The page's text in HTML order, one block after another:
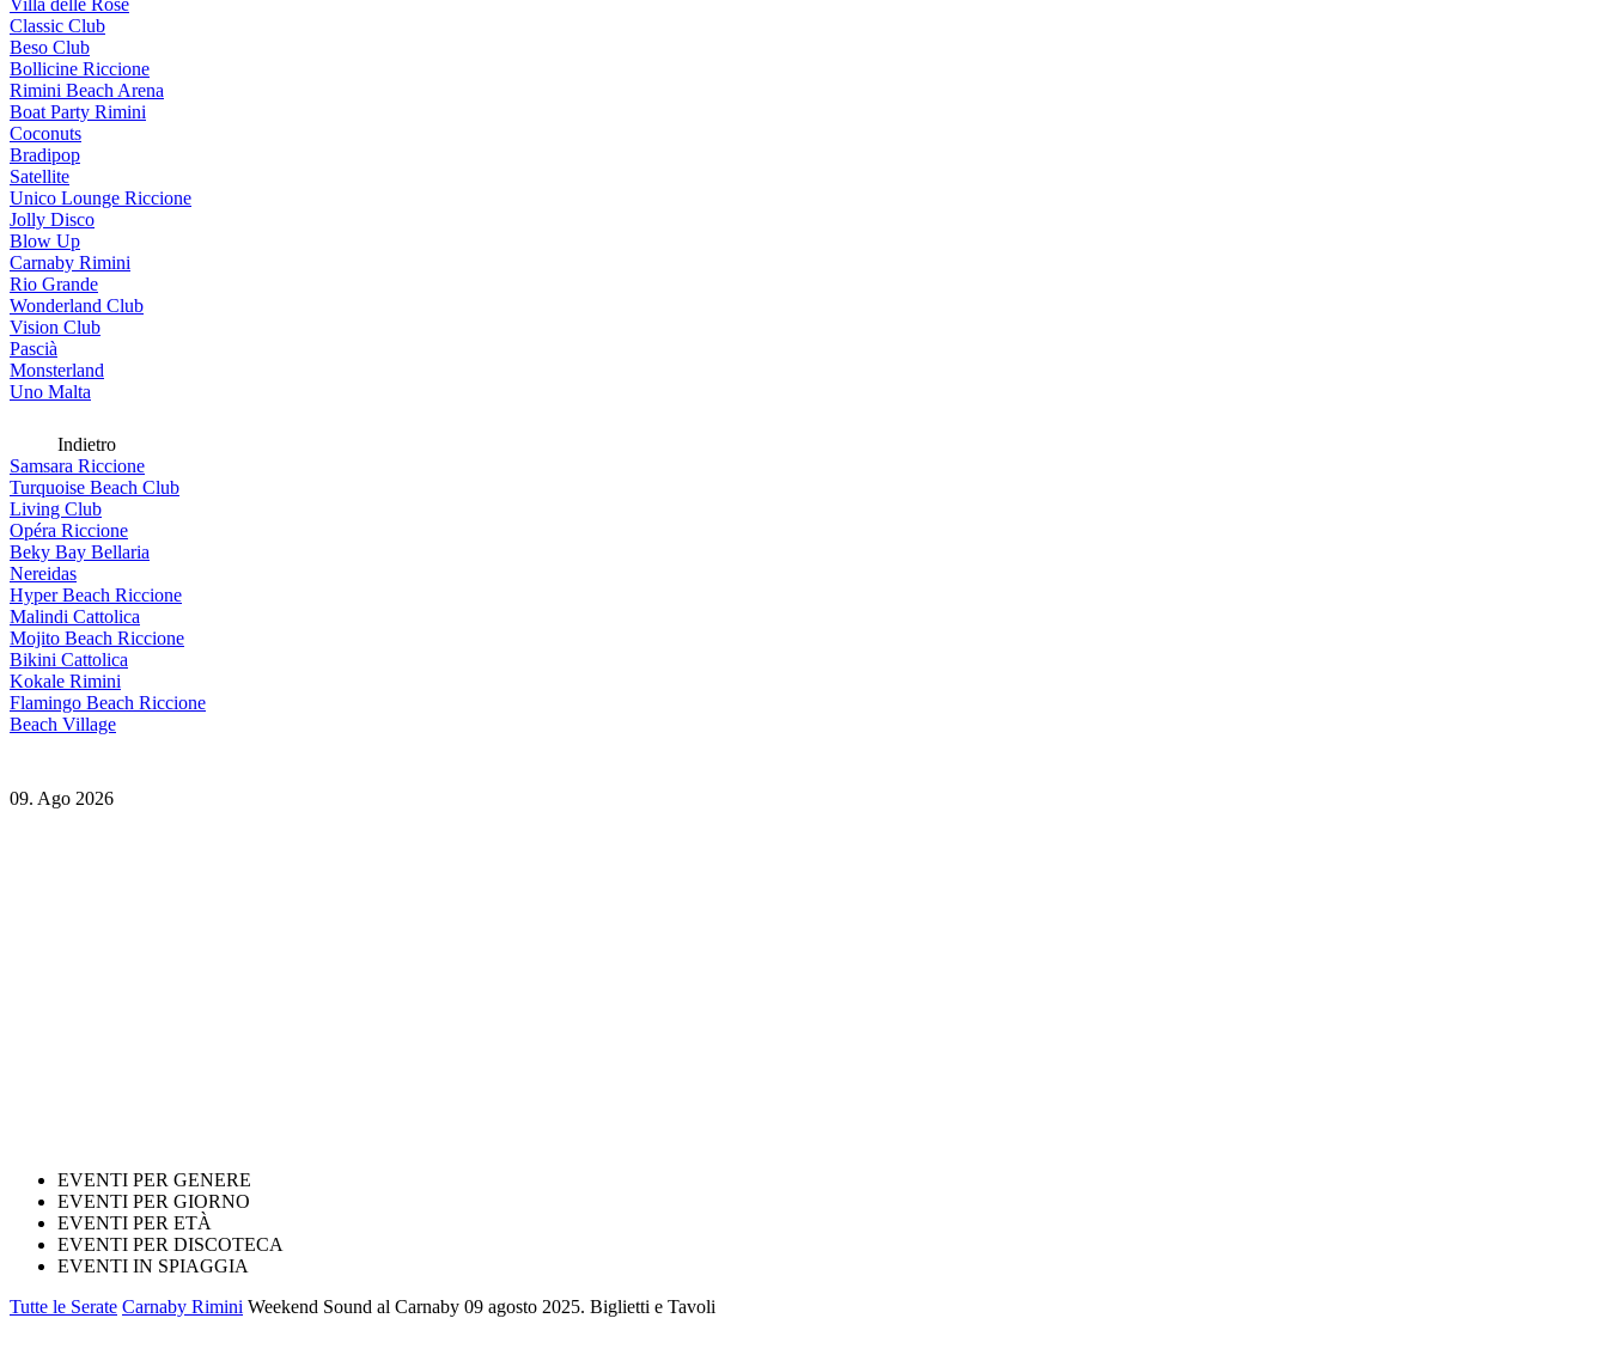
Villa delle Rose
Classic Club
Beso Club
Bollicine Riccione
Rimini Beach Arena
Boat Party Rimini
Coconuts
Bradipop
Satellite
Unico Lounge Riccione
Jolly Disco
Blow Up
Carnaby Rimini
Rio Grande
Wonderland Club
Vision Club
Pascià
Monsterland
Uno Malta
Indietro
Samsara Riccione
Turquoise Beach Club
Living Club
Opéra Riccione
Beky Bay Bellaria
Nereidas
Hyper Beach Riccione
Malindi Cattolica
Mojito Beach Riccione
Bikini Cattolica
Kokale Rimini
Flamingo Beach Riccione
Beach Village
09. Ago 2026
EVENTI PER GENERE
EVENTI PER GIORNO
EVENTI PER ETÀ
EVENTI PER DISCOTECA
EVENTI IN SPIAGGIA
Tutte le Serate Carnaby Rimini Weekend Sound al Carnaby 09 agosto 2025. Biglietti e Tavoli